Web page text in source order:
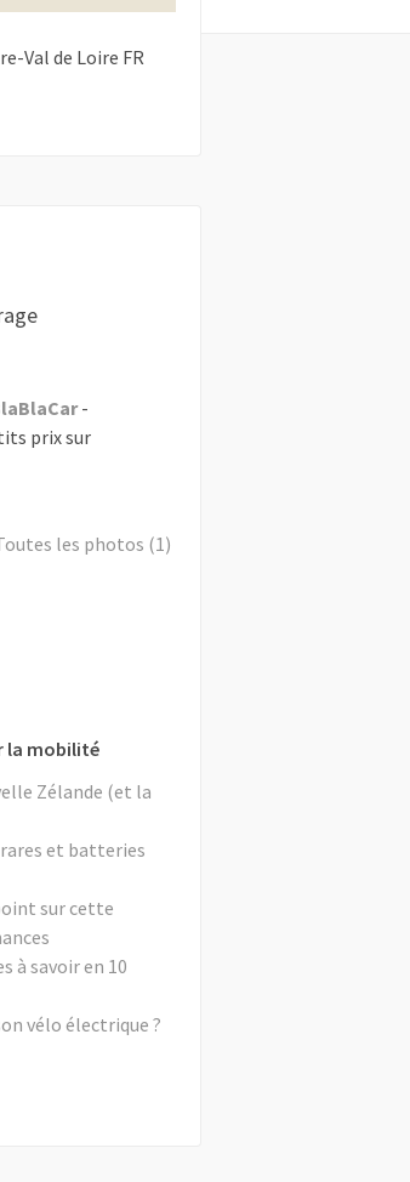
Val de Loire FR
-
prix sur
les photos (1)
la mobilité
Zélande (et la
et batteries
sur cette
à savoir en 10
vélo électrique ?